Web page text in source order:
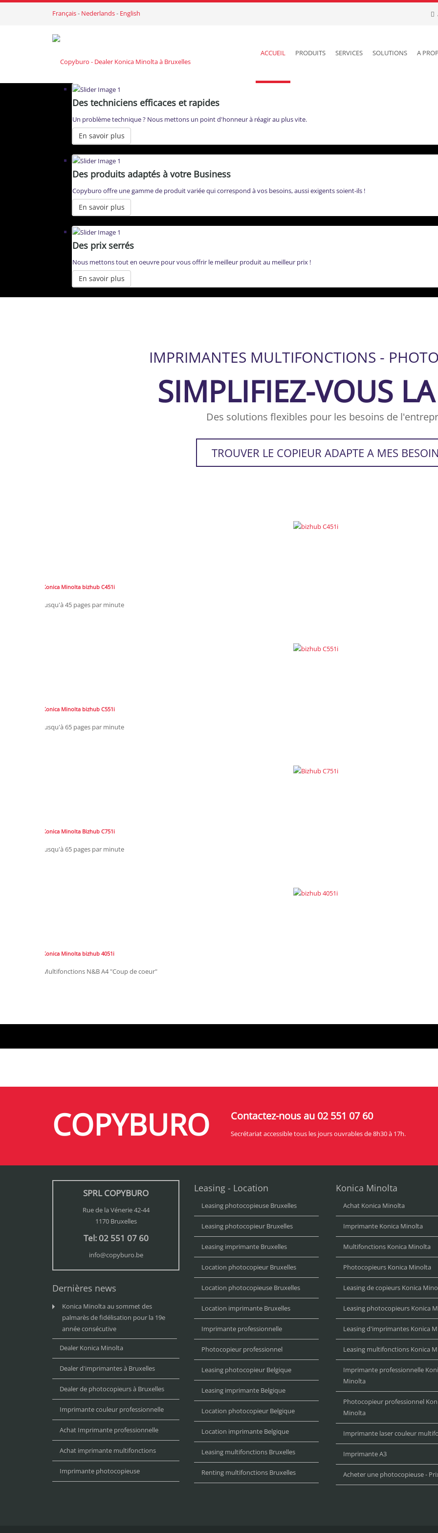
Français- Nederlands- English
ACCUEIL PRODUITS SERVICES SOLUTIONS A
Des techniciens efficaces et rapides
Un problème technique ? Nous mettons un point d'honneur à réagir au plus vite.
En savoir plus
Des produits adaptés à votre Business
Copyburo offre une gamme de produit variée qui correspond à vos besoins, aussi exigents soient-ils !
En savoir plus
Des prix serrés
Nous mettons tout en oeuvre pour vous offrir le meilleur produit au meilleur prix !
En savoir plus
IMPRIMANTES MULTIFONCTIONS -
SIMPLIFIEZ-VOUS
Des solutions flexibles pour les besoins de
TROUVER LE COPIEUR ADAPTE A MES
Konica Minolta bizhub C451i
Jusqu'à 45 pages par minute
Konica Minolta bizhub C551i
Jusqu'à 65 pages par minute
Konica Minolta Bizhub C751i
Jusqu'à 65 pages par minute
Konica Minolta bizhub 4051i
Multifonctions N&B A4 "Coup de coeur"
COPYBURO Contactez-nous au 02 551 07 60
Secrétariat accessible tous les jours ouvrables de 8h30 à 17h.
SPRL COPYBURO
Rue de la Vénerie 42-44
1170 Bruxelles
Tel: 02 551 07 60
info@copyburo.be
Dernières news
Konica Minolta au sommet des
palmarès de fidélisation pour la 19e
année consécutive
Dealer Konica Minolta
Dealer d'imprimantes à Bruxelles
Dealer de photocopieurs à Bruxelles
Imprimante couleur professionnelle
Achat Imprimante professionnelle
Achat imprimante multifonctions
Imprimante photocopieuse
Leasing - Location
Leasing photocopieuse Bruxelles
Leasing photocopieur Bruxelles
Leasing imprimante Bruxelles
Location photocopieur Bruxelles
Location photocopieuse Bruxelles
Location imprimante Bruxelles
Imprimante professionnelle
Photocopieur professionnel
Leasing photocopieur Belgique
Leasing imprimante Belgique
Location photocopieur Belgique
Location imprimante Belgique
Leasing multifonctions Bruxelles
Renting multifonctions Bruxelles
Konica Minolta
Achat Konica Minolta
Imprimante Konica Minolta
Multifonctions Konica Minolta
Photocopieurs Konica Minolta
Leasing de copieurs Konica
Leasing photocopieurs Konica
Leasing d'imprimantes Konica
Leasing multifonctions Konica
Imprimante professionnelle
Minolta
Photocopieur professionnel
Minolta
Imprimante laser couleur
Imprimante A3
Acheter une photocopieuse -